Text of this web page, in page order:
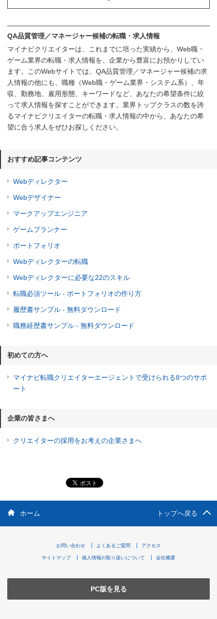
QA品質管理／マネージャー候補の転職・求人情報
マイナビクリエイターは、これまでに培った実績から、Web職・
ゲーム業界の転職・求人情報を、企業から豊富にお預かりしてい
ます。このWebサイトでは、QA品質管理／マネージャー候補の求
人情報の他にも、職種（Web職・ゲーム業界・システム系）、年
収、勤務地、雇用形態、キーワードなど、あなたの希望条件に絞
って求人情報を探すことができます。業界トップクラスの数を誇
るマイナビクリエイターの転職・求人情報の中から、あなたの希
望に合う求人をぜひお探しください。
おすすめ記事コンテンツ
Webディレクター
Webデザイナー
マークアップエンジニア
ゲームプランナー
ポートフォリオ
Webディレクターの転職
Webディレクターに必要な22のスキル
転職必須ツール - ポートフォリオの作り方
履歴書サンプル - 無料ダウンロード
職務経歴書サンプル - 無料ダウンロード
初めての方へ
マイナビ転職クリエイターエージェントで受けられる8つのサポ
ート
企業の皆さまへ
クリエイターの採用をお考えの企業さまへ
ホーム トップへ戻る
お問い合わせ よくあるご質問 アクセス
サイトマップ 個人情報の取り扱いについて 会社概要
PC版を見る